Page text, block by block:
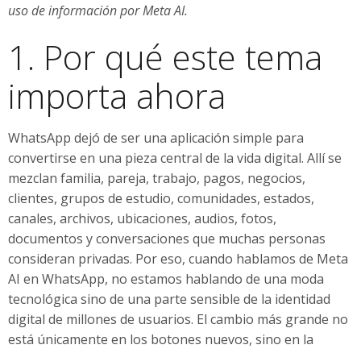
uso de información por Meta AI.
1. Por qué este tema
importa ahora
WhatsApp dejó de ser una aplicación simple para
convertirse en una pieza central de la vida digital. Allí se
mezclan familia, pareja, trabajo, pagos, negocios,
clientes, grupos de estudio, comunidades, estados,
canales, archivos, ubicaciones, audios, fotos,
documentos y conversaciones que muchas personas
consideran privadas. Por eso, cuando hablamos de Meta
AI en WhatsApp, no estamos hablando de una moda
tecnológica sino de una parte sensible de la identidad
digital de millones de usuarios. El cambio más grande no
está únicamente en los botones nuevos, sino en la